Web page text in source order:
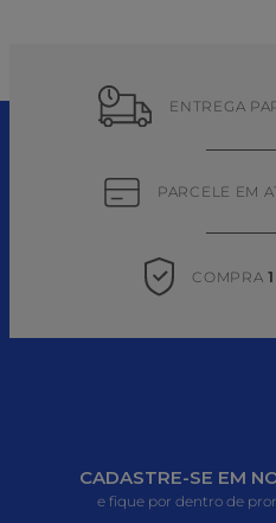
ENTREGA
PARCELE EM
COMPRA
CADASTRE-SE EM
e fique por dentro de